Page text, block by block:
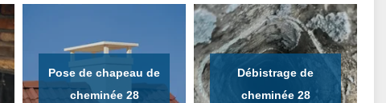
Pose de chapeau de
cheminée 28
Débistrage de
cheminée 28